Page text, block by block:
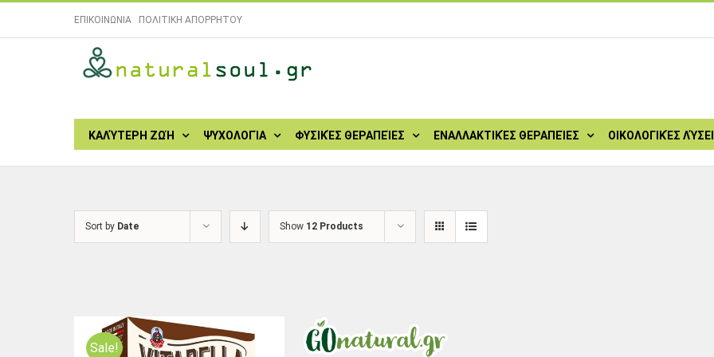
ΕΠΙΚΟΙΝΩΝΙΑ| ΠΟΛΙΤΙΚΗ ΑΠΟΡΡΗΤΟΥ
for:
ΚΑΛΎΤΕΡΗ ΖΩΉ ΨΥΧΟΛΟΓΊΑ ΦΥΣΙΚΈΣ ΘΕΡΑΠΕΊΕΣ ΕΝΑΛΛΑΚΤΙΚΈΣ ΘΕΡΑΠΕΊΕΣ ΟΙΚΟΛΟΓΙΚΈΣ
Sort by Date Show 12 Products
Sale!